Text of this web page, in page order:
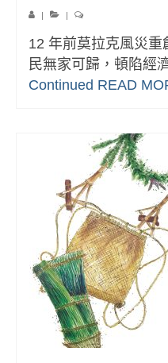
12 年前莫拉克風災
民無家可歸，頓陷經
Continued READ